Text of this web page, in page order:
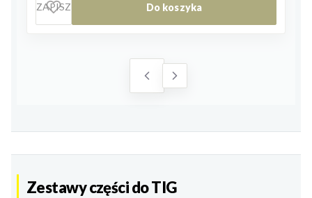
ZAPISZ Do koszyka
Zestawy części do TIG